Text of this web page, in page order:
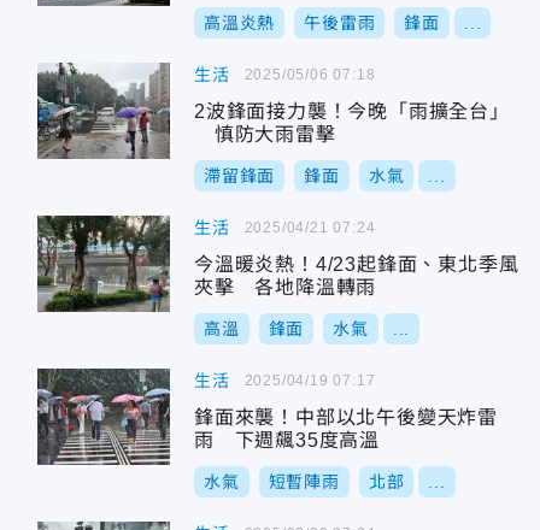
高溫炎熱 午後雷雨 鋒面
生活
2波鋒面接力襲！今晚「雨擴全台」
慎防大雨雷擊
滯留鋒面 鋒面 水氣
2025/05/06 07:18
生活
今溫暖炎熱！4/23起鋒面、東北季風
夾擊 各地降溫轉雨
高溫 鋒面 水氣
2025/04/21 07:24
生活
鋒面來襲！中部以北午後變天炸雷
雨 下週飆35度高溫
水氣 短暫陣雨 北部
2025/04/19 07:17